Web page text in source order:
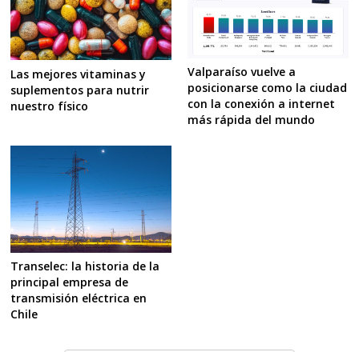
Las mejores vitaminas y
suplementos para nutrir
nuestro físico
Valparaíso vuelve a
posicionarse como la ciudad
con la conexión a internet
más rápida del mundo
Transelec: la historia de la
principal empresa de
transmisión eléctrica en
Chile